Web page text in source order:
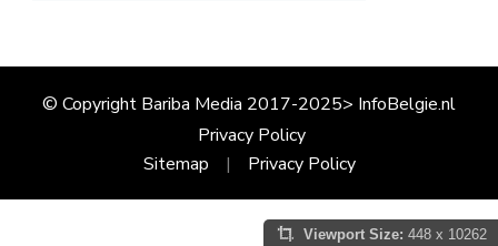
© Copyright Bariba Media 2017-2025> InfoBelgie.nl
Privacy Policy
Sitemap
Privacy Policy
Viewport Size: 448 x 10262